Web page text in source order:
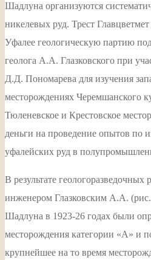
Шадлуна организуются
никелевых руд. Трест
Уфалее геологическую партию
геолога А.А. Глазковского при
Д.Д. Пономарева для изучения
месторождениях Черемшанского
Тюленевское и Крестовское
деньги на проведение опытов по
уфалейских руд в
В результате геологоразведочных
инженером Глазковским А.А.
Шадлуна в 1923-26 годах были
месторождения категории «А» и
крупнейшее на то время